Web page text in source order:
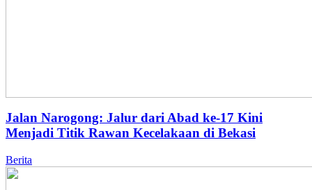
Jalan Narogong: Jalur dari Abad ke-17 Kini
Menjadi Titik Rawan Kecelakaan di Bekasi
Berita